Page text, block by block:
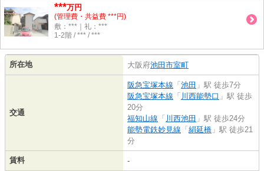
***万円
(管理費・共益費 ***円)
敷：***｜礼：***
1-2階 / *** / ***
所在地 大阪府池田市室町
交通
阪急宝塚本線 「 池田 」駅 徒歩7分
阪急宝塚本線 「 川西能勢口 」駅 徒歩
20分
福知山線 「 川西池田 」駅 徒歩24分
能勢電鉄妙見線 「 絹延橋 」駅 徒歩21
分
賃料 -